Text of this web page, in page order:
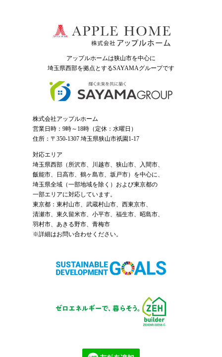
アップルホームは狭山市を中心に
埼玉県西部を拠点とするSAYAMAグループです
株式会社アップルホーム
営業日時：9時～18時（定休：水曜日）
住所：〒350-1307 埼玉県狭山市祇園1-17
対応エリア
埼玉県西部（ 所沢市、 川越市、狭山市、入間市、
飯能市、日高市、鶴ヶ島市、坂戸市）を中心に、
埼玉県全域（一部地域を除く）および東京都の
一部エリアに対応しています。
東京都：東村山市、武蔵村山市、西東京市、
清瀬市、東久留米市、小平市、福生市、昭島市、
羽村市、あきる野市、青梅市
※詳細はお問い合わせください。